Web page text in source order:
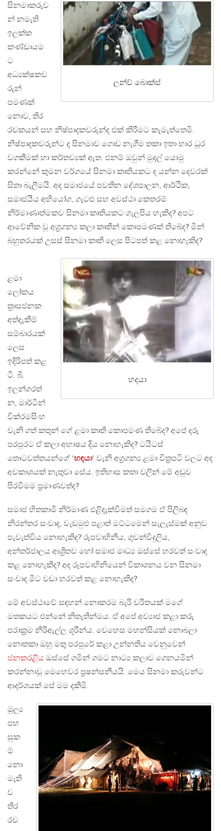
ලන්ච් බොක්ස්
සිනමාකරුව
න් නමැති
ඉලක්ක
කණ්ඩායම
ට
අධ්‍යක්ෂකව
රුන්
පමණක්
නොව, තිර
රචකයන් සහ නිෂ්පාදකවරුන්ද එක් කිරීමට කැමැත්තෙමි.
නිෂ්පාදකවරුන්ට ද සිනමාව ගොඩ නැගීම තකා ඉතා භාර ධූර
වගකීමක් හා කර්තව්‍යක් ඇත. එනම් ඔවුන් මුදල් යොමු
කරන්නේ කුමන වර්ගයේ සිනමා කෘතියකට ද යන්න දෙවරක්
සිතා බැලීමයි. අද සමාජයේ පවතින දේශපාලන, ආර්ථික,
සමාජයීය අභියෝග, ගැටළු සහ අවස්ථා කෙතරම්
නිර්මාණාත්මකව සිනමා කෘතියකට ගැලපිය හැකිද? අපට
ආවේනික වූ අග්‍රගන්‍ය කලා කෘතීන් කොපමණක් තිබේද? මින්
බහුතරයක් උසස් සිනමා කෘති ලෙස පිටපත් කළ නොහැකිද?
හදයා
ළමා
ලෝකය
ත්‍රාසජනක
අත්දැකීම්
සම්බාරයක්
ලෙස
ඉදිරිපත් කළ
ටී. බී.
ඉලන්ගරත්
න, මාර්ටින්
වික්රමසිංහ
වැනි ගත් කතුන් ගේ ළමා කෘති කොපමණ තිබේද? අපේ දරු
පරපුරට ඒ කලා අභාෂය දිය නොහැකිද? ටයිටස්
තොටවත්තයන්ගේ ‘හඳයා‘ වැනි අග්‍රගන්‍ය ළමා චිත්‍රපටි වලට අද
අවකාශයක් නැතුවා සේය. ඉතිහාස කතා වලින් මේ අඩුව
පිරවීමම ප්‍රමාණවත්ද?
සමාජ හිතකාමී නිර්මාණ එළිදැක්වීමත් සමගම ඒ පිලිබඳ
නිරන්තර සංවාද, වැඩමුළු පළාත් මට්ටමෙන් සැලැස්මක් අනුව
පැවැත්විය නොහැකිද? රූපවාහිනීය, ගුවන්විදුලිය,
අන්තර්ජාලය ආශ්‍රිතව හෝ සමාජ මාධ්‍ය ඔස්සේ හරවත් සංවාද
කළ නොහැකිද? අද රූපවාහිනියෙන් විකාශනය වන සිනමා
සංවාද මීට වඩා හරවත් කළ නොහැකිද?
මේ අවස්ථාවේ සඳහන් නොකරම බැරි චරිතයක් මගේ
මතකයට එන්නේ නිතැතින්මය. ඒ අපේ අව්‍යාජ කළා කරු
පරාක්‍රම නීරිඇල්ල ශූරීන්ය. වෙහෙස මහන්සියක් නොබලා
නොතකා ඔහු මතු පරපුරේ කළා උන්නතිය වෙනුවෙන්
ජනකරළිය ඔස්සේ ගමින් ගමට නාට්‍ය කලාව ගෙනයමින්
කරන්නාවූ මෙහෙවර ප්‍රෂන්සනීයයි. මෙය සිනමා කරුවන්ට
ආදර්ශයක් සේ මම දකිමි.
මූල්‍ය
පහ
සුක
ම්
නො
මැති
ව
තිර
රච